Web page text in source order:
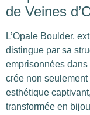
de Veines
L’Opale Boulder,
distingue par sa
emprisonnées
crée non
esthétique
transformée en